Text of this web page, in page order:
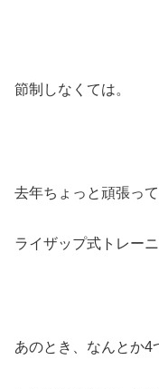
節制しなくては。
去年ちょっと頑張っ
ライザップ式トレー
あのとき、なんとか4